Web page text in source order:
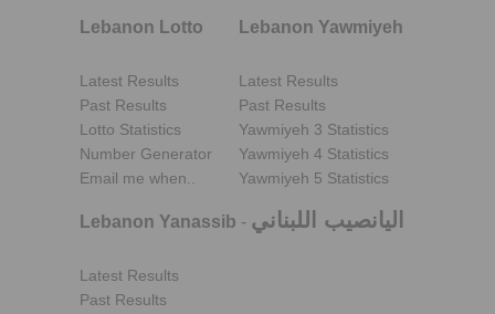
Lebanon Lotto
Latest Results
Past Results
Lotto Statistics
Number Generator
Email me when..
Lebanon Yawmiyeh
Latest Results
Past Results
Yawmiyeh 3 Statistics
Yawmiyeh 4 Statistics
Yawmiyeh 5 Statistics
Lebanon Yanassib - اليانصيب اللبناني
Latest Results
Past Results